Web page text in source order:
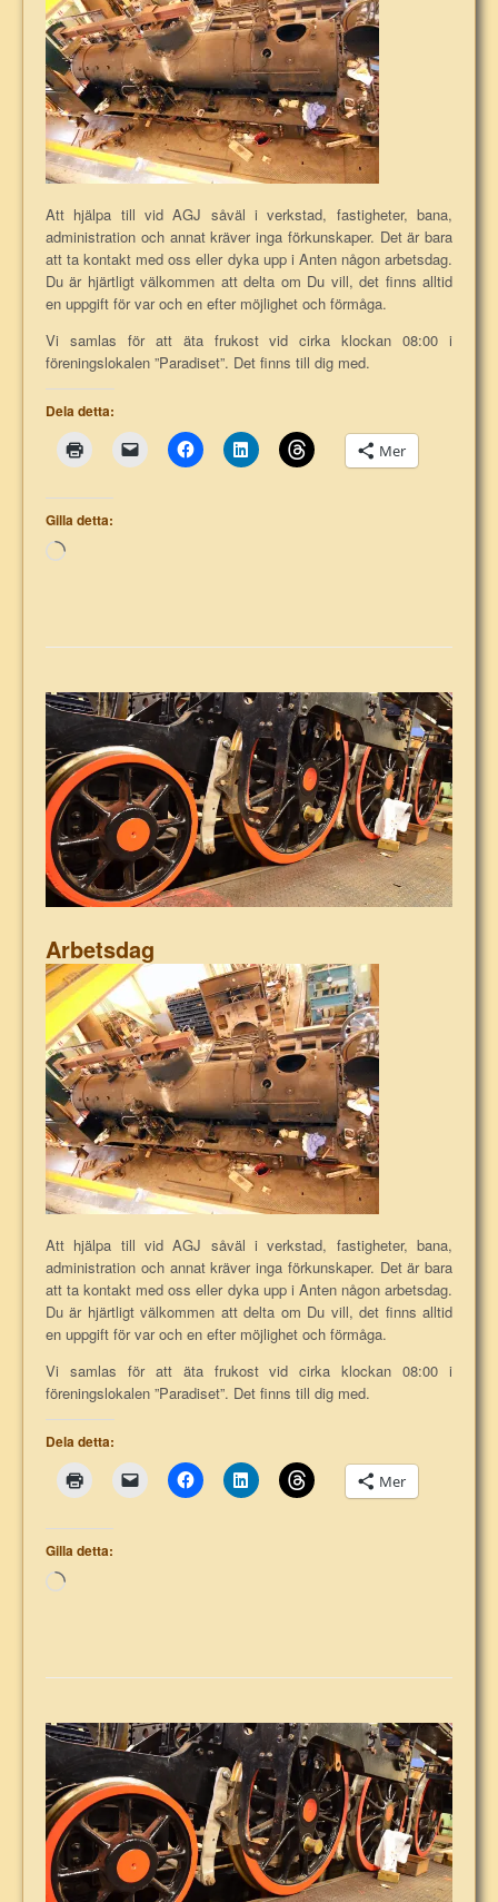
Att hjälpa till vid AGJ såväl i verkstad, fastigheter, bana,
administration och annat kräver inga förkunskaper. Det är bara
att ta kontakt med oss eller dyka upp i Anten någon arbetsdag.
Du är hjärtligt välkommen att delta om Du vill, det finns alltid
en uppgift för var och en efter möjlighet och förmåga.
Vi samlas för att äta frukost vid cirka klockan 08:00 i
föreningslokalen ”Paradiset”. Det finns till dig med.
Dela detta:
Mer
Gilla detta:
Laddar
Arbetsdag
Att hjälpa till vid AGJ såväl i verkstad, fastigheter, bana,
administration och annat kräver inga förkunskaper. Det är bara
att ta kontakt med oss eller dyka upp i Anten någon arbetsdag.
Du är hjärtligt välkommen att delta om Du vill, det finns alltid
en uppgift för var och en efter möjlighet och förmåga.
Vi samlas för att äta frukost vid cirka klockan 08:00 i
föreningslokalen ”Paradiset”. Det finns till dig med.
Dela detta:
Mer
Gilla detta:
Laddar